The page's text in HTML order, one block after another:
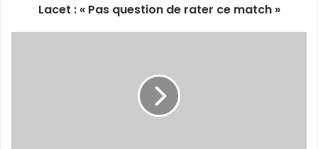
Lacet : « Pas question de rater ce match »